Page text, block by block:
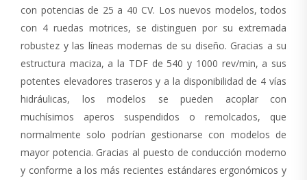
con potencias de 25 a 40 CV. Los nuevos modelos, todos
con 4 ruedas motrices, se distinguen por su extremada
robustez y las líneas modernas de su diseño. Gracias a su
estructura maciza, a la TDF de 540 y 1000 rev/min, a sus
potentes elevadores traseros y a la disponibilidad de 4 vías
hidráulicas, los modelos se pueden acoplar con
muchísimos aperos suspendidos o remolcados, que
normalmente solo podrían gestionarse con modelos de
mayor potencia. Gracias al puesto de conducción moderno
y conforme a los más recientes estándares ergonómicos y